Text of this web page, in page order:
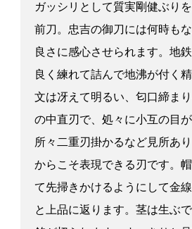
ガッシリとして質実剛健ぶり
前刀。忠吉の御刀には何時も
良さに感心させられます。地
良く練れて詰んで地沸が付く
文は冴えて明るい、匂口締ま
の中直刃で、処々に小互の目が
所々二重刃掛かるなど見所あ
からこそ表現できる刃です。
て先掃きかけるようにして金
と上品に返ります。茎は生ぶ